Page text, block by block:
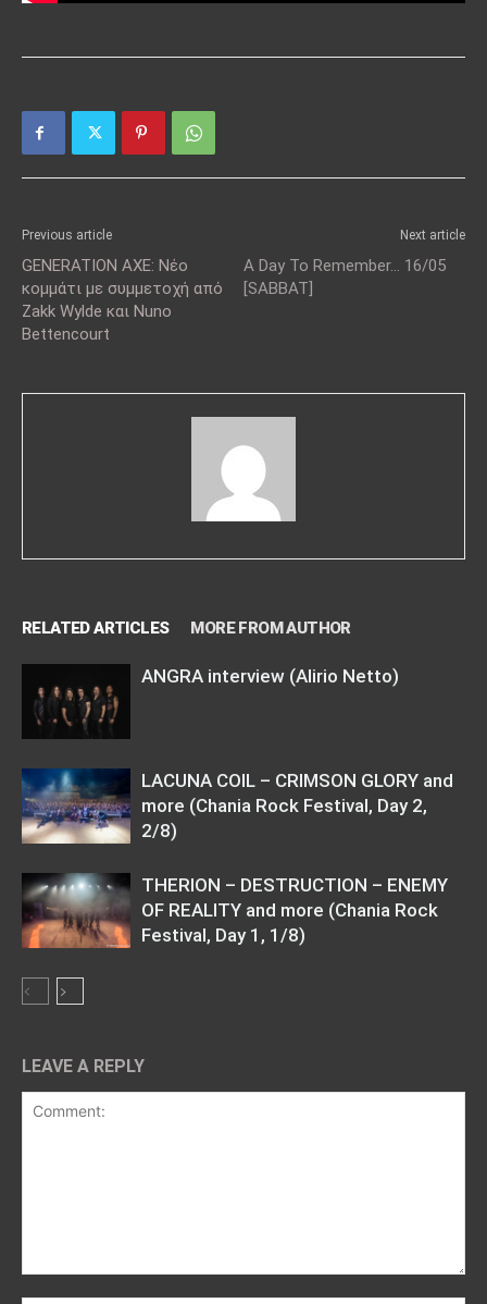
Previous article
GENERATION AXE: Νέο
κομμάτι με συμμετοχή από
Zakk Wylde και Nuno
Bettencourt
Next article
A Day To Remember… 16/05
[SABBAT]
RELATED ARTICLES MORE FROM AUTHOR
ANGRA interview (Alirio Netto)
LACUNA COIL – CRIMSON GLORY and
more (Chania Rock Festival, Day 2,
2/8)
THERION – DESTRUCTION – ENEMY
OF REALITY and more (Chania Rock
Festival, Day 1, 1/8)
LEAVE A REPLY